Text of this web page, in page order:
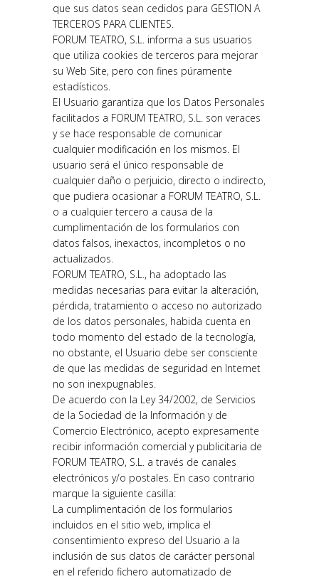
que sus datos sean cedidos para GESTION A
TERCEROS PARA CLIENTES.
FORUM TEATRO, S.L. informa a sus usuarios
que utiliza cookies de terceros para mejorar
su Web Site, pero con fines púramente
estadísticos.
El Usuario garantiza que los Datos Personales
facilitados a FORUM TEATRO, S.L. son veraces
y se hace responsable de comunicar
cualquier modificación en los mismos. El
usuario será el único responsable de
cualquier daño o perjuicio, directo o indirecto,
que pudiera ocasionar a FORUM TEATRO, S.L.
o a cualquier tercero a causa de la
cumplimentación de los formularios con
datos falsos, inexactos, incompletos o no
actualizados.
FORUM TEATRO, S.L., ha adoptado las
medidas necesarias para evitar la alteración,
pérdida, tratamiento o acceso no autorizado
de los datos personales, habida cuenta en
todo momento del estado de la tecnología,
no obstante, el Usuario debe ser consciente
de que las medidas de seguridad en Internet
no son inexpugnables.
De acuerdo con la Ley 34/2002, de Servicios
de la Sociedad de la Información y de
Comercio Electrónico, acepto expresamente
recibir información comercial y publicitaria de
FORUM TEATRO, S.L. a través de canales
electrónicos y/o postales. En caso contrario
marque la siguiente casilla:
La cumplimentación de los formularios
incluidos en el sitio web, implica el
consentimiento expreso del Usuario a la
inclusión de sus datos de carácter personal
en el referido fichero automatizado de